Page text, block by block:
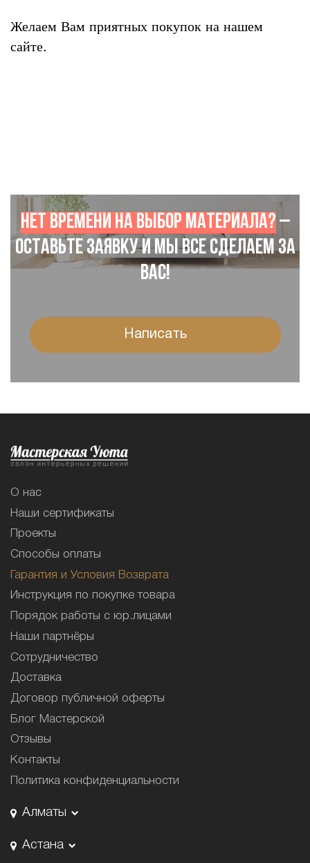
Желаем Вам приятных покупок на нашем
сайте.
Нет времени на выбор материала?–
Оставьте заявку и мы все сделаем за
Вас!
Написать
О нас
Наши сертификаты
Проекты
Способы оплаты
Гарантия и Условия Возврата
Инструкция по покупке товара
Порядок работы с юр.лицами
Наши партнёры
Сотрудничество
Доставка
Договор публичной оферты
Блог Мастерской
Отзывы
Контакты
Политика конфиденциальности
Алматы
Астана